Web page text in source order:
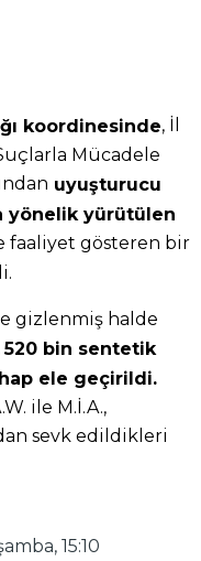
koordinesinde, İl
Mücadele
uyuşturucu
yönelik yürütülen
faaliyet gösteren bir
gizlenmiş halde
520 bin sentetik
ele geçirildi.
ile M.İ.A.,
sevk edildikleri
15:10